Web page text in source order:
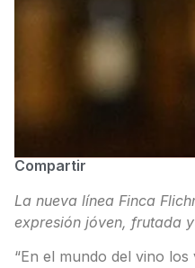
Compartir
La nueva línea Finca
expresión jóven, frutada
“En el mundo del vino